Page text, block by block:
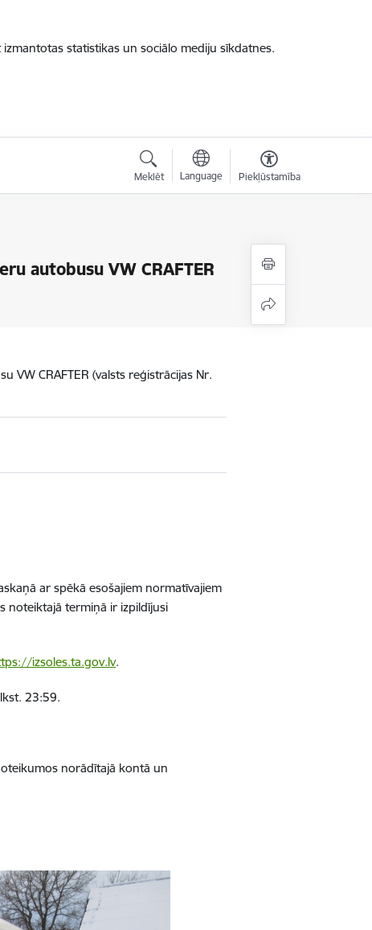
statistikas un sociālo mediju sīkdatnes.
Meklēt Language Piekļūstamība
autobusu VW CRAFTER
VW CRAFTER (valsts reģistrācijas Nr.
ar spēkā esošajiem normatīvajiem
noteiktajā termiņā ir izpildījusi
izsoles.ta.gov.lv.
23:59.
norādītajā kontā un